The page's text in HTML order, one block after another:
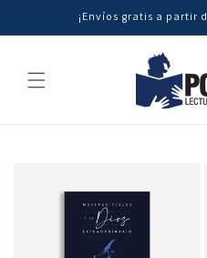
directamente
al contenido
¡Envíos gratis a partir